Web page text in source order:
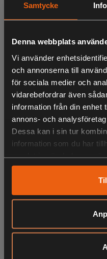
Samtycke
Denna webbplats
Vi använder
och annonserna till
för sociala medier och
vidarebefordrar även
information från din enhet
annons- och
Dessa kan i sin tur
information som du har
som är en del av populär
3st beteaskar, du har även
facken på väskan.
bekvämt att bära väskan
• Storlek: 38x18x24cm
• Yttre material: 100% nylon
• Inre material: 100%
• Lådorna på bilden ingår
KÖPS